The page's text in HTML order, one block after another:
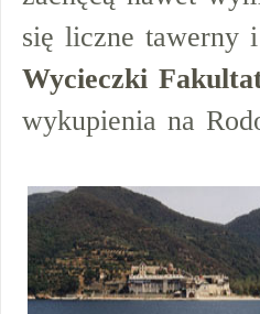
się liczne tawerny
Wycieczki
wykupienia na